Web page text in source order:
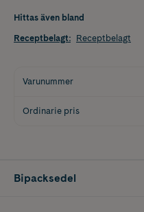
Hittas även bland
Receptbelagt: Receptbelagt
Varunummer
Ordinarie pris
Bipacksedel